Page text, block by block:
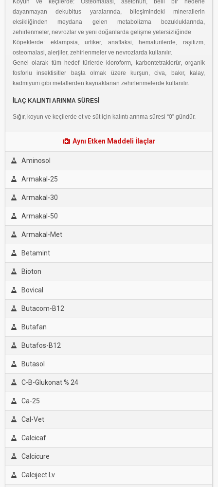
Koyun ve keçilerde: Osteomalasi, asetonuri, belli bir nedene
dayanmayan dekubitus yaralarında, bileşimindeki minerallerin
eksikliğinden meydana gelen metabolizma bozukluklarında,
zehirlenmeler, nevrozlar ve yeni doğanlarda gelişme yetersizliğinde
Köpeklerde: eklampsia, urtiker, anaflaksi, hematurilerde, raşitizm,
osteomalasi, alerjiler, zehirlenmeler ve nevrozlarda kullanılır.
Genel olarak tüm hedef türlerde kloroform, karbontetraklorür, organik
fosforlu insektisitler başta olmak üzere kurşun, civa, bakır, kalay,
kadmiyum gibi metallerden kaynaklanan zehirlenmelerde kullanılır.
İLAÇ KALINTI ARINMA SÜRESİ
Sığır, koyun ve keçilerde et ve süt için kalıntı arınma süresi “0” gündür.
Aynı Etken Maddeli İlaçlar
Aminosol
Armakal-25
Armakal-30
Armakal-50
Armakal-Met
Betamint
Bioton
Bovical
Butacom-B12
Butafan
Butafos-B12
Butasol
C-B-Glukonat % 24
Ca-25
Cal-Vet
Calcicaf
Calcicure
Calcıject Lv